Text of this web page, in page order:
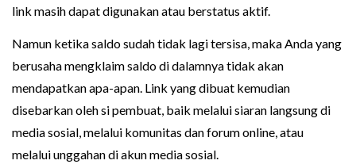
link masih dapat digunakan atau berstatus aktif.
Namun ketika saldo sudah tidak lagi tersisa, maka Anda yang
berusaha mengklaim saldo di dalamnya tidak akan
mendapatkan apa-apan. Link yang dibuat kemudian
disebarkan oleh si pembuat, baik melalui siaran langsung di
media sosial, melalui komunitas dan forum online, atau
melalui unggahan di akun media sosial.